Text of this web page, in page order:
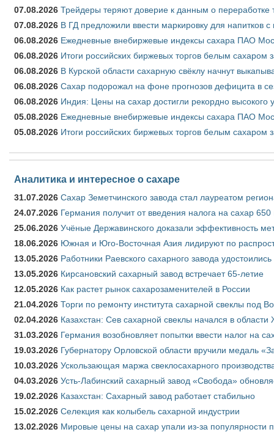
07.08.2026 Трейдеры теряют доверие к данным о переработке
07.08.2026 В ГД предложили ввести маркировку для напитков
06.08.2026 Ежедневные внебиржевые индексы сахара ПАО
06.08.2026 Итоги российских биржевых торгов белым сахаром
06.08.2026 В Курской области сахарную свёклу начнут
06.08.2026 Сахар подорожал на фоне прогнозов дефицита в
06.08.2026 Индия: Цены на сахар достигли рекордно высокого
05.08.2026 Ежедневные внебиржевые индексы сахара ПАО
05.08.2026 Итоги российских биржевых торгов белым сахаром
Аналитика и интересное о сахаре
31.07.2026 Сахар Земетчинского завода стал лауреатом
24.07.2026 Германия получит от введения налога на сахар
25.06.2026 Учёные Державинского доказали эффективность
18.06.2026 Южная и Юго-Восточная Азия лидируют по
13.05.2026 Работники Раевского сахарного завода удостоились
13.05.2026 Кирсановский сахарный завод встречает 65-летие
12.05.2026 Как растет рынок сахарозаменителей в России
21.04.2026 Торги по ремонту института сахарной свеклы под
02.04.2026 Казахстан: Сев сахарной свеклы начался в области
31.03.2026 Германия возобновляет попытки ввести налог на
19.03.2026 Губернатору Орловской области вручили медаль
10.03.2026 Ускользающая маржа свеклосахарного
04.03.2026 Усть-Лабинский сахарный завод «Свобода»
19.02.2026 Казахстан: Сахарный завод работает стабильно
15.02.2026 Селекция как колыбель сахарной индустрии
13.02.2026 Мировые цены на сахар упали из-за популярности